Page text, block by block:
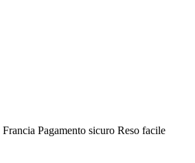
Pagamento sicuro Reso facile